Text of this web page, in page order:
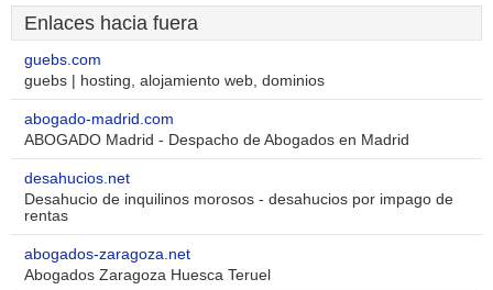
Enlaces hacia fuera
guebs.com
guebs | hosting, alojamiento web, dominios
abogado-madrid.com
ABOGADO Madrid - Despacho de Abogados en Madrid
desahucios.net
Desahucio de inquilinos morosos - desahucios por impago de
rentas
abogados-zaragoza.net
Abogados Zaragoza Huesca Teruel